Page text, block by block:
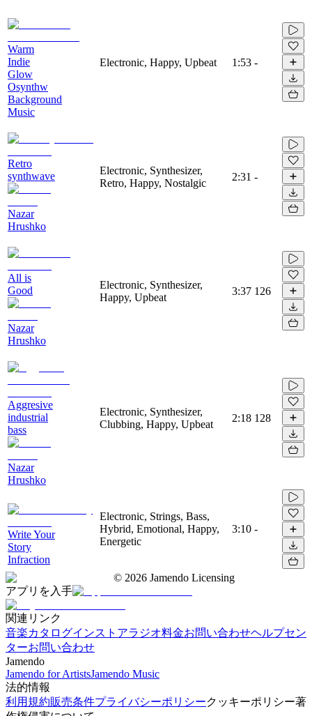
Warm
Indie
Glow
Osynthw
Background
Music
Electronic, Happy, Upbeat 1:53 -
Retro
synthwave
Nazar
Hrushko
Electronic, Synthesizer,
Retro, Happy, Nostalgic
2:31 -
All is
Good
Nazar
Hrushko
Electronic, Synthesizer,
Happy, Upbeat
3:37 126
Aggresive
industrial
bass
Nazar
Hrushko
Electronic, Synthesizer,
Clubbing, Happy, Upbeat
2:18 128
Write Your
Story
Infraction
Electronic, Strings, Bass,
Hybrid, Emotional, Happy,
Energetic
3:10 -
© 2026 Jamendo Licensing
アプリを入手
関連リンク
音楽カタログインストアラジオ料金お問い合わせヘルプセン
ターお問い合わせ
Jamendo
Jamendo for ArtistsJamendo Music
法的情報
利用規約販売条件プライバシーポリシークッキーポリシー著